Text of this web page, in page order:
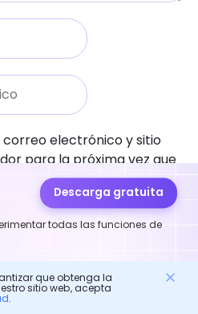
electrónico y sitio
para la próxima vez que
Descarga gratuita
todas las funciones de
que obtenga la
sitio web, acepta